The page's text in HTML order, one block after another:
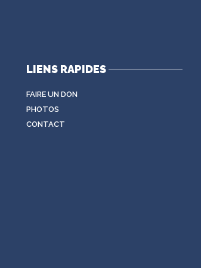
LIENS RAPIDES
FAIRE UN DON
PHOTOS
CONTACT